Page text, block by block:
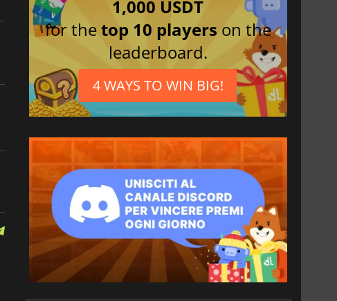
1,000 USDT
for thetop 10 players on the
leaderboard.
4 WAYS TO WIN BIG!